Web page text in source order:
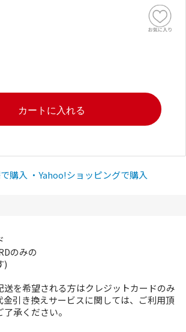
購入 ・Yahoo!ショッピングで購入
のみの
)
を希望される方はクレジットカードのみ
金引き換えサービスに関しては、ご利用頂
承ください。